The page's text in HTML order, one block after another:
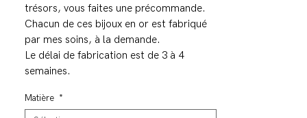
trésors, vous faites une précommande.
Chacun de ces bijoux en or est fabriqué
par mes soins, à la demande.
Le délai de fabrication est de 3 à 4
semaines.
Matière *